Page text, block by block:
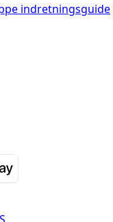
indretningsguide